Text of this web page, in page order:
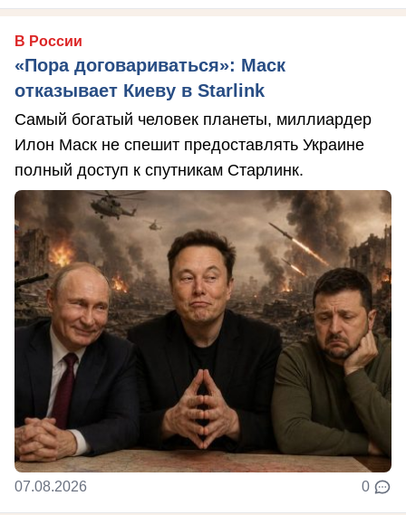
В России
«Пора договариваться»: Маск
отказывает Киеву в Starlink
Самый богатый человек планеты, миллиардер
Илон Маск не спешит предоставлять Украине
полный доступ к спутникам Старлинк.
07.08.2026 0